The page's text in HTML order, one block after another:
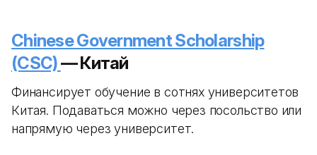
Chinese Government Scholarship
(CSC)— Китай
Финансирует обучение в сотнях университетов
Китая. Подаваться можно через посольство или
напрямую через университет.